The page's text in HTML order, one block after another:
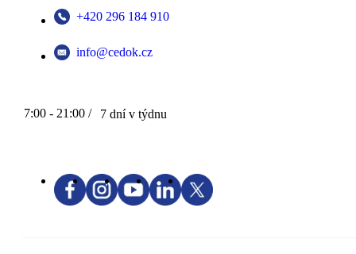
+420 296 184 910
info@cedok.cz
7:00 - 21:00 / 7 dní v týdnu